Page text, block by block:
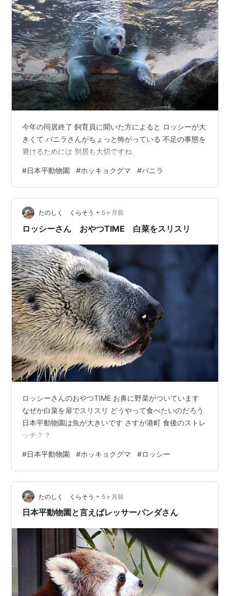
今年の同居終了 飼育員に聞いた方によると ロッシーが大
きくて バニラさんがちょっと怖がっている 不足の事態を
避けるためには 別居も大切ですね
#日本平動物園 #ホッキョクグマ #バニラ
たのしく くらそう • 5ヶ月前
ロッシーさん おやつTIME 白菜をスリスリ
ロッシーさんのおやつTIME お鼻に野菜がついています
なぜか白菜を扉でスリスリ どうやって食べたいのだろう
日本平動物園は魚が大きいです さすが港町 食後のストレ
ッチ？？
#日本平動物園 #ホッキョクグマ #ロッシー
たのしく くらそう • 5ヶ月前
日本平動物園と言えばレッサーパンダさん